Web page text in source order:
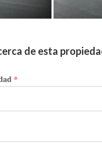
de esta
*